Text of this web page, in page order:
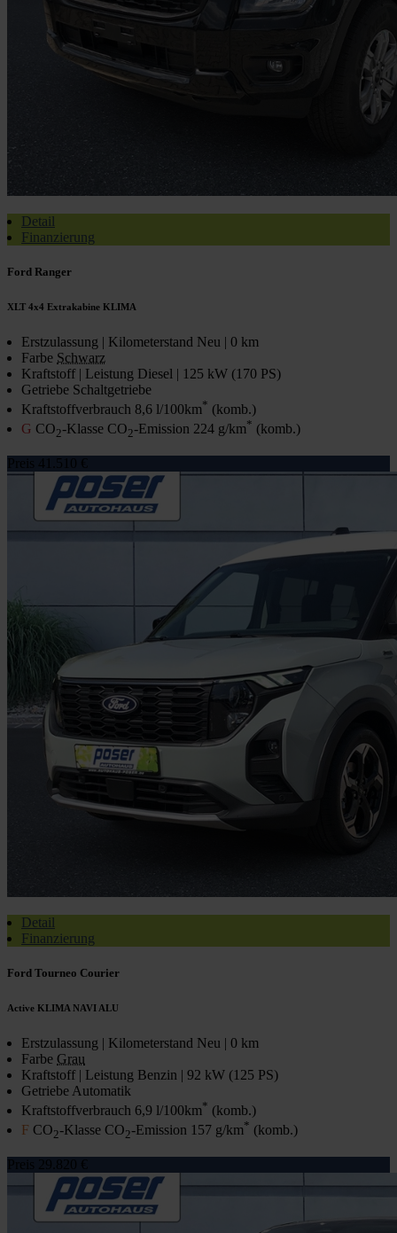
Detail
Finanzierung
Ford Ranger
XLT 4x4 Extrakabine KLIMA
Erstzulassung | Kilometerstand Neu | 0 km
Farbe Schwarz
Kraftstoff | Leistung Diesel | 125 kW (170 PS)
Getriebe Schaltgetriebe
Kraftstoffverbrauch 8,6 l/100km* (komb.)
G CO2-Klasse CO2-Emission 224 g/km* (komb.)
Preis 41.510 €
Detail
Finanzierung
Ford Tourneo Courier
Active KLIMA NAVI ALU
Erstzulassung | Kilometerstand Neu | 0 km
Farbe Grau
Kraftstoff | Leistung Benzin | 92 kW (125 PS)
Getriebe Automatik
Kraftstoffverbrauch 6,9 l/100km* (komb.)
F CO2-Klasse CO2-Emission 157 g/km* (komb.)
Preis 29.820 €